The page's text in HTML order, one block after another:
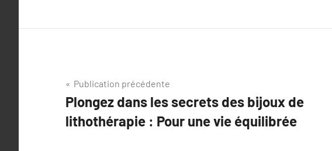
Navigation
de
l’article
Publication précédente
Plongez dans les secrets des bijoux de
lithothérapie : Pour une vie équilibrée